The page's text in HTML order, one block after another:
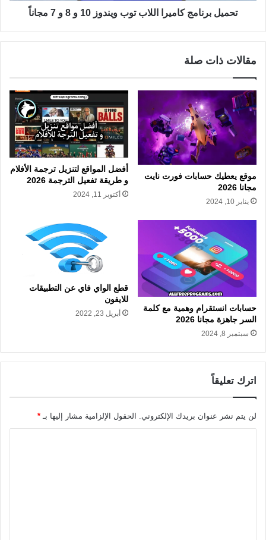
تحميل برنامج كاميرا اللاب توب ويندوز 10 و 8 و 7 مجاناً
مقالات ذات صلة
موقع يعطيك حسابات فورت نايت
مجانا 2026
يناير 10, 2024
أفضل المواقع لتنزيل ترجمة الأفلام
و طريقة تفعيل الترجمة 2026
أكتوبر 11, 2024
حسابات انستقرام وهمية مع كلمة
السر جاهزة مجانا 2026
سبتمبر 8, 2024
قطع الواي فاي عن التطبيقات
للايفون
أبريل 23, 2022
اترك تعليقاً
لن يتم نشر عنوان بريدك الإلكتروني. الحقول الإلزامية مشار إليها بـ *